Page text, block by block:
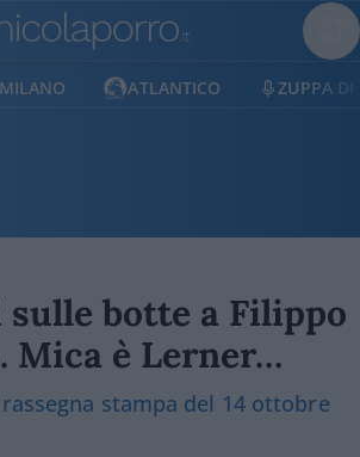
MILANO ATLANTICO ZUPPA DI
botte a Filippo
Mica è Lerner…
stampa del 14 ottobre